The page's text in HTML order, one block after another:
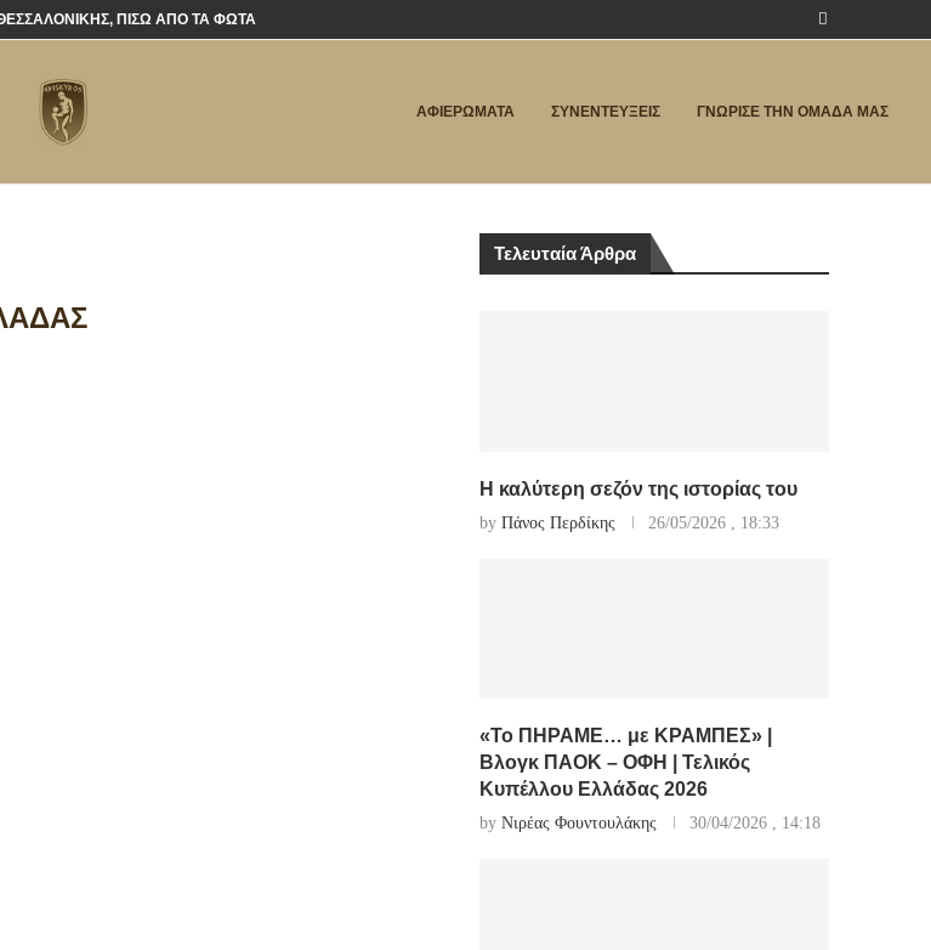
ΠΊΣΩ ΑΠΌ ΤΑ ΦΏΤΑ
ΑΦΙΕΡΩΜΑΤΑ ΣΥΝΕΝΤΕΥΞΕΙΣ ΓΝΩΡΙΣΕ ΤΗΝ ΟΜΑΔΑ ΜΑΣ
Τελευταία Άρθρα
Η καλύτερη σεζόν της ιστορίας του
by Πάνος Περδίκης 26/05/2026 , 18:33
«Το ΠΗΡΑΜΕ… με ΚΡΑΜΠΕΣ» |
Βλογκ ΠΑΟΚ – ΟΦΗ | Τελικός
Κυπέλλου Ελλάδας 2026
by Νιρέας Φουντουλάκης 30/04/2026 , 14:18